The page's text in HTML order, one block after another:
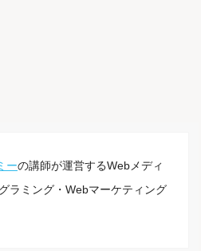
ーの講師が運営するWebメディ
ラミング・Webマーケティング